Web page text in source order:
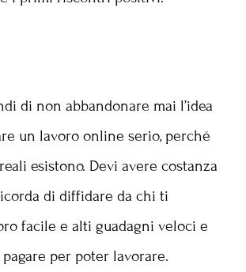
di non abbandonare mai l’idea
un lavoro online serio, perché
esistono. Devi avere costanza
di diffidare da chi ti
facile e alti guadagni veloci e
per poter lavorare.